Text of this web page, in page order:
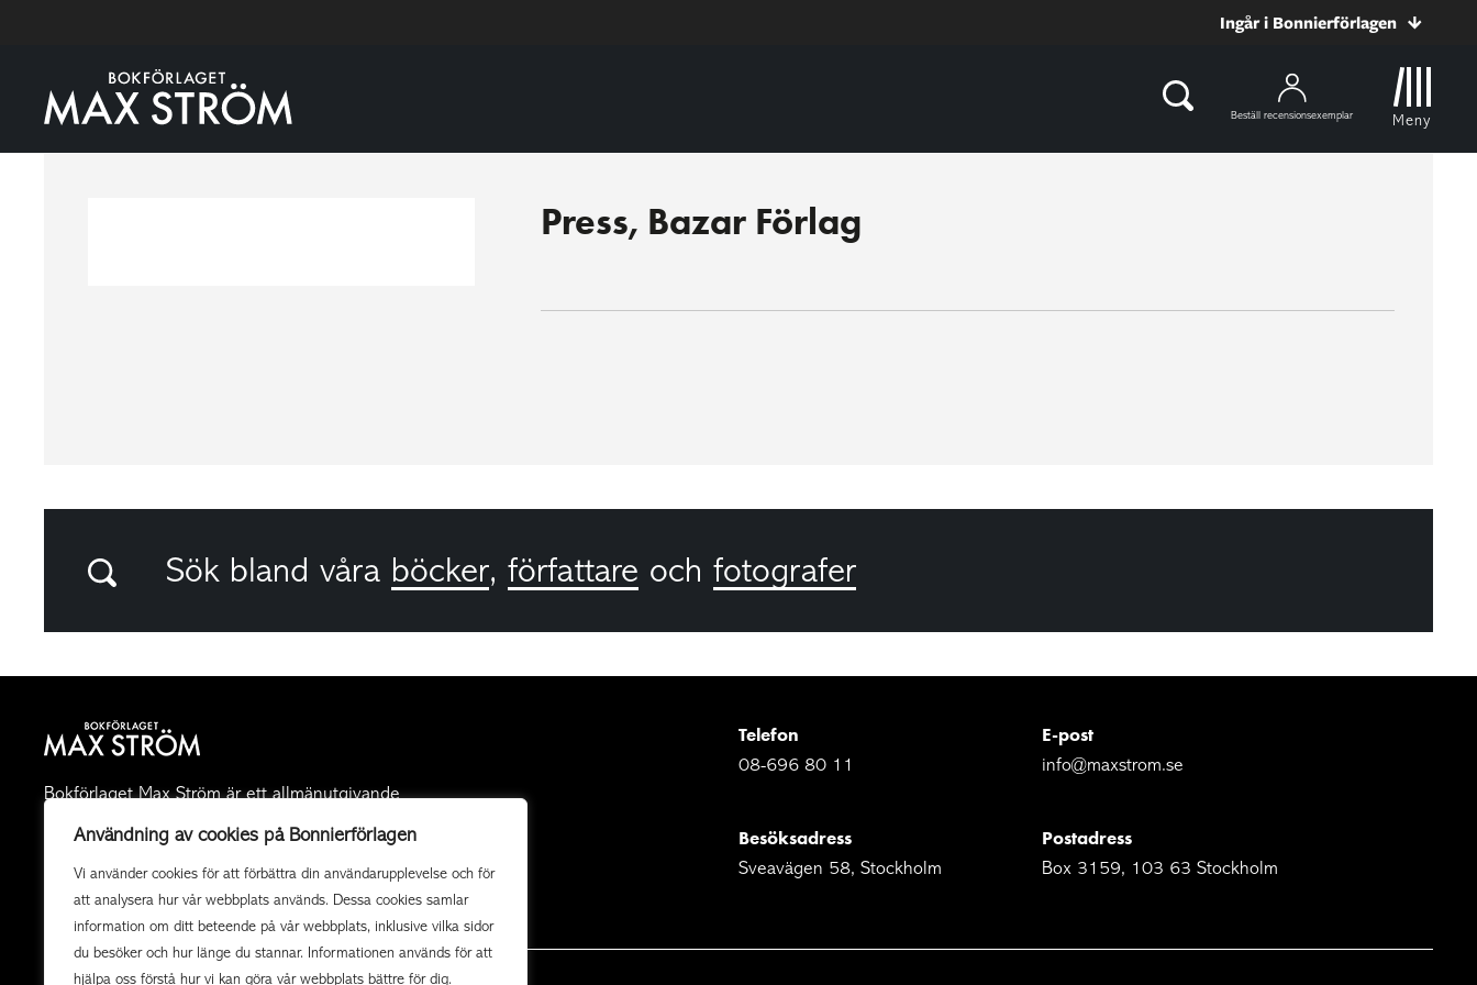
Användning av cookies på Bonnierförlagen
Vi använder cookies för att förbättra din användarupplevelse och för
att analysera hur vår webbplats används. Dessa cookies samlar
information om ditt beteende på vår webbplats, inklusive vilka sidor
du besöker och hur länge du stannar. Informationen används för att
hjälpa oss förstå hur vi kan göra vår webbplats bättre för dig.
Ingår i Bonnierförlagen
Beställ recensionsexemplar Meny
Press, Bazar Förlag
Sök bland våra böcker, författare och fotografer
Bokförlaget Max Ström är ett allmänutgivande
fackboksförlag och ett av landets mest högkvalitativa
utgivare av illustrerade böcker. Vi producerar också
uppdragsböcker av högsta kvalitet i samarbete med
organisationer och företag.
Telefon
08-696 80 11
E-post
info@maxstrom.se
Besöksadress
Sveavägen 58, Stockholm
Postadress
Box 3159, 103 63 Stockholm